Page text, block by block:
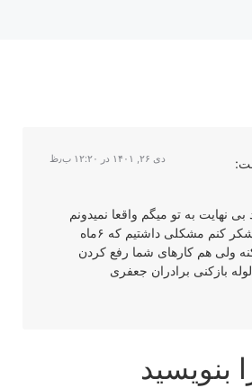
دی ۲۶, ۱۴۰۱ در ۱۲:۲۰ ب٫ظ
نهایت به تو میگم واقعا نمیدونم
چجوری باید ازتون تشکر کنم مشکلی داشتیم که ۶ماه
ولی هم کارهای شما رفع کردن
بازکنی برادران جعفری
بنویسید